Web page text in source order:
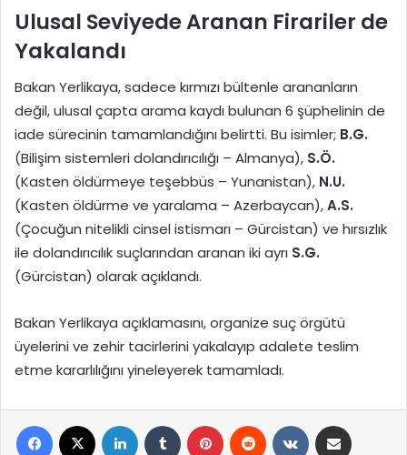
Ulusal Seviyede Aranan Firariler de
Yakalandı
Bakan Yerlikaya, sadece kırmızı bültenle arananların
değil, ulusal çapta arama kaydı bulunan 6 şüphelinin de
iade sürecinin tamamlandığını belirtti. Bu isimler; B.G.
(Bilişim sistemleri dolandırıcılığı – Almanya), S.Ö.
(Kasten öldürmeye teşebbüs – Yunanistan), N.U.
(Kasten öldürme ve yaralama – Azerbaycan),A.S.
(Çocuğun nitelikli cinsel istismarı – Gürcistan) ve hırsızlık
ile dolandırıcılık suçlarından aranan iki ayrı S.G.
(Gürcistan) olarak açıklandı.
Bakan Yerlikaya açıklamasını, organize suç örgütü
üyelerini ve zehir tacirlerini yakalayıp adalete teslim
etme kararlılığını yineleyerek tamamladı.
Facebook LinkedIn Tumblr Pinterest Reddit VKontakte